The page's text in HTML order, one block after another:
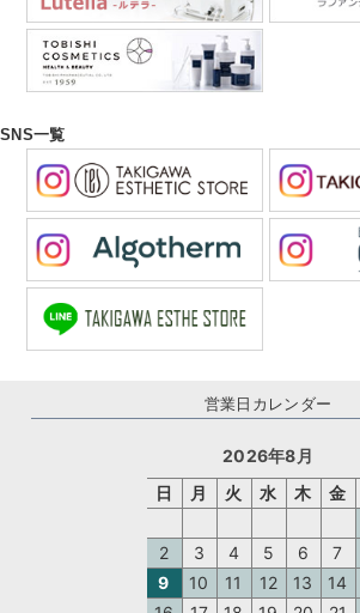
SNS一覧
営業日カレンダー
2026年8月
日 月 火 水 木 金
2
3 4 5 6 7
9
10 11 12 13 14